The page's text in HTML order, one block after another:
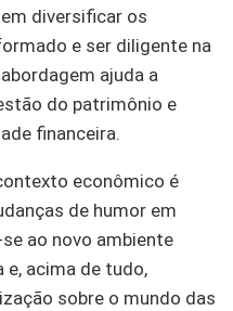
diversificar os
e ser diligente na
ajuda a
do patrimônio e
financeira.
econômico é
de humor em
ao novo ambiente
e, acima de tudo,
sobre o mundo das